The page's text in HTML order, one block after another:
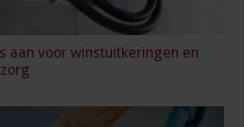
aan voor winstuitkeringen en